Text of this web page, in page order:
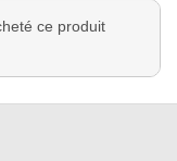
ce produit